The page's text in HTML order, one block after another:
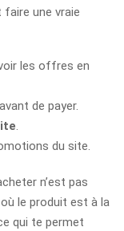
faire une vraie
les offres en
de payer.
.
du site.
n’est pas
le produit est à la
qui te permet